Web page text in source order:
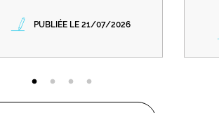
PUBLIÉE LE 21/07/2026